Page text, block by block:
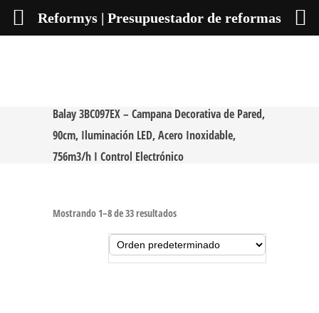
Balay 3BC097EX – Campana Decorativa de Pared,
90cm, Iluminación LED, Acero Inoxidable,
756m3/h I Control Electrónico
Mostrando 1–8 de 33 resultados
Reformys | Presupuestador de reformas